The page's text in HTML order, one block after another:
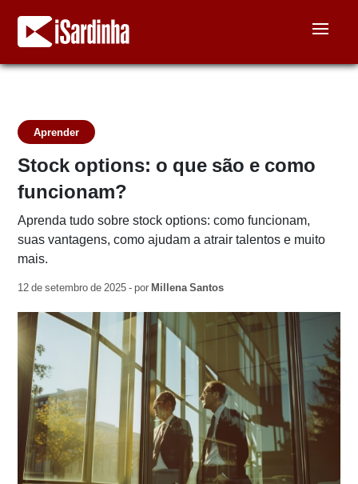
Aprender
Stock options: o que são e como
funcionam?
Aprenda tudo sobre stock options: como funcionam,
suas vantagens, como ajudam a atrair talentos e muito
mais.
12 de setembro de 2025 - por Millena Santos